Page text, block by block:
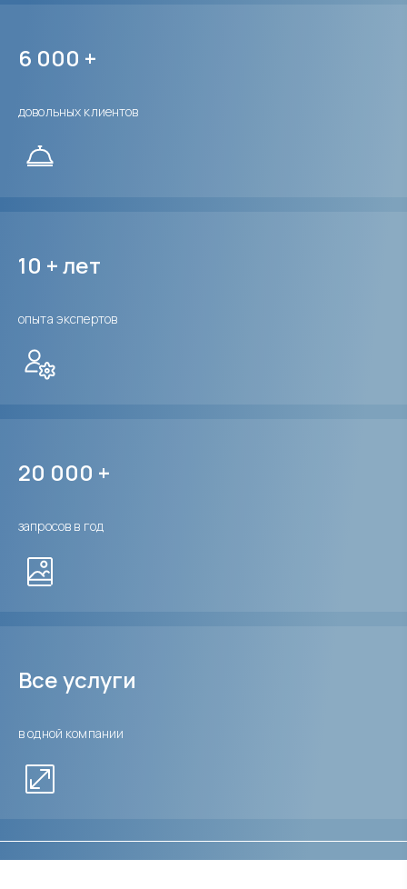
6 000 +
довольных клиентов
10 + лет
опыта экспертов
20 000 +
запросов в год
Все услуги
в одной компании